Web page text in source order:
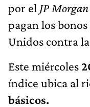
por el JP Morgan
pagan los
Unidos contra
Este miércoles
índice ubica al
básicos.